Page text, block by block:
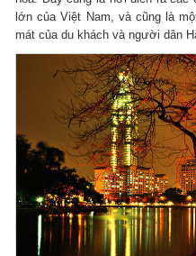
lớn của Việt Nam, và cũng là
mát của du khách và người dân